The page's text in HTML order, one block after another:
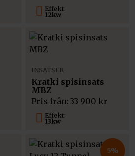
Effekt:
12kw
Effekt:
13kw
INSATSER
Kratki spisinsats
MBZ
Pris från: 33 900 kr
5%